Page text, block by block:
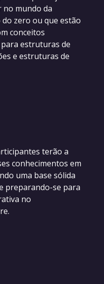
no mundo da
zero ou que estão
conceitos
estruturas de
e estruturas de
terão a
conhecimentos em
uma base sólida
preparando-se para
no